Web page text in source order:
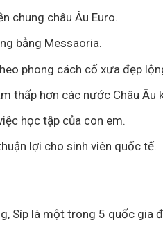
chung châu Âu Euro.
bằng Messaoria.
phong cách cổ xưa đẹp
thấp hơn các nước Châu Âu
học tập của con em.
lợi cho sinh viên quốc tế.
Síp là một trong 5 quốc gia